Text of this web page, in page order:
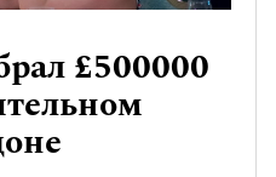
£500000